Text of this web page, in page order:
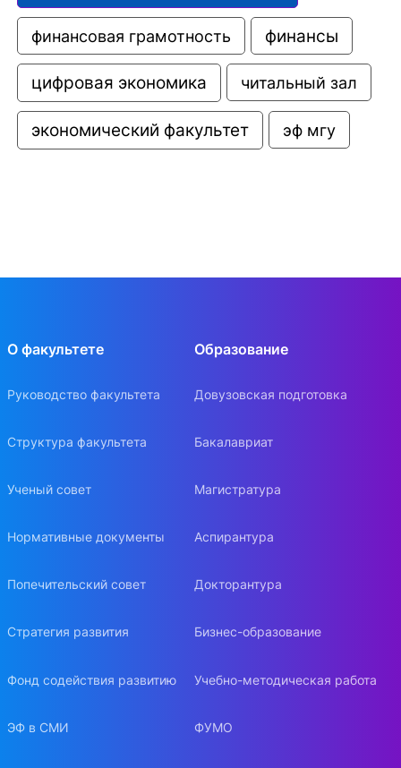
финансовая грамотность финансы
цифровая экономика читальный зал
экономический факультет эф мгу
О факультете
Руководство факультета
Структура факультета
Ученый совет
Нормативные документы
Попечительский совет
Стратегия развития
Фонд содействия развитию
ЭФ в СМИ
Образование
Довузовская подготовка
Бакалавриат
Магистратура
Аспирантура
Докторантура
Бизнес-образование
Учебно-методическая работа
ФУМО